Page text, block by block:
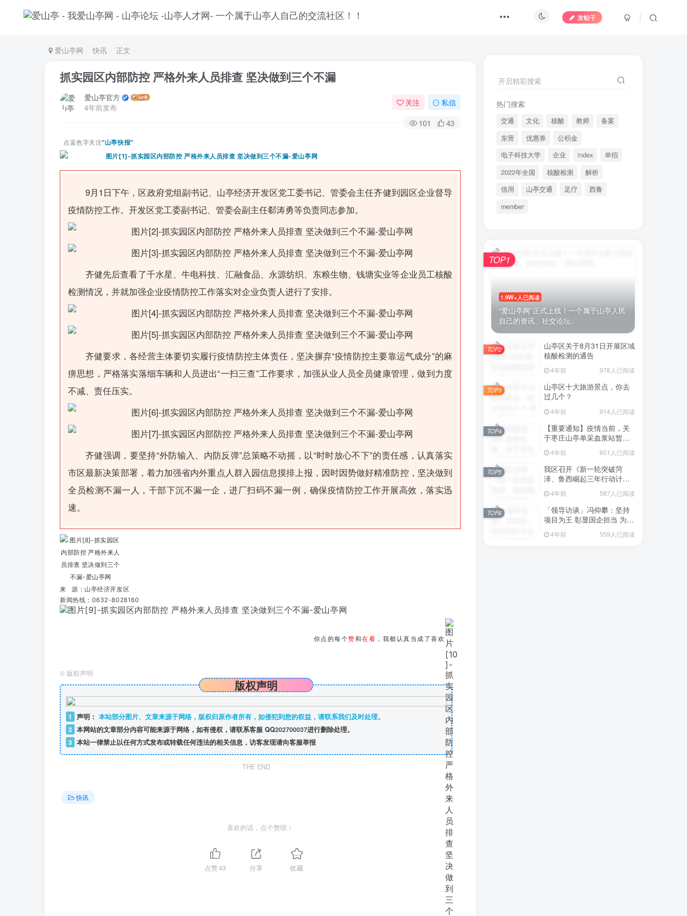
发帖子
爱山亭网 快讯 正文
抓实园区内部防控 严格外来人员排查 坚决做到三个不漏
爱山亭官方
4年前发布
关注 私信
101 43
点蓝色字关注“山亭快报”
9月1日下午，区政府党组副书记、山亭经济开发区党工委书记、管委会主任齐健到园区企业督导
疫情防控工作。开发区党工委副书记、管委会副主任郗涛勇等负责同志参加。
齐健先后查看了千水星、牛电科技、汇融食品、永源纺织、东粮生物、钱塘实业等企业员工核酸
检测情况，并就加强企业疫情防控工作落实对企业负责人进行了安排。
齐健要求，各经营主体要切实履行疫情防控主体责任，坚决摒弃“疫情防控主要靠运气成分”的麻
痹思想，严格落实落细车辆和人员进出“一扫三查”工作要求，加强从业人员全员健康管理，做到力度
不减、责任压实。
齐健强调，要坚持“外防输入、内防反弹”总策略不动摇，以“时时放心不下”的责任感，认真落实
市区最新决策部署，着力加强省内外重点人群入园信息摸排上报，因时因势做好精准防控，坚决做到
全员检测不漏一人，干部下沉不漏一企，进厂扫码不漏一例，确保疫情防控工作开展高效，落实迅
速。
来 源：山亭经济开发区
新闻热线：0632-8028160
你点的每个赞和在看 ，我都认真当成了喜欢
© 版权声明
版权声明
1 声明： 本站部分图片、文章来源于网络，版权归原作者所有，如侵犯到您的权益，请联系我们及时处理。
2 本网站的文章部分内容可能来源于网络，如有侵权，请联系客服 QQ202700037进行删除处理。
3 本站一律禁止以任何方式发布或转载任何违法的相关信息，访客发现请向客服举报
THE END
快讯
喜欢的话，点个赞呗！
点赞43 分享 收藏
开启精彩搜索
热门搜索
交通 文化 核酸 教师
备案
东营
优惠券
公积金
电子科技大学
企业 index
单招
2022年全国
核酸检测
解析
信用
山亭交通 足疗
西鲁
member
1.9W+人已阅读
“爱山亭网”正式上线！一个属于山亭人民
自己的资讯、社交论坛。
TOP1
山亭区关于8月31日开展区域
核酸检测的通告
4年前 978人已阅读
TOP2
山亭区十大旅游景点，你去
过几个？
4年前 914人已阅读
TOP3
【重要通知】疫情当前，关
于枣庄山亭单采血浆站暂停
4年前 601人已阅读
TOP4
我区召开《新一轮突破菏
泽、鲁西崛起三年行动计划
意见稿）政策分析研判会议
4年前 587人已阅读
TOP5
「领导访谈」冯仰攀：坚持
项目为王 彰显国企担当 为全
点项目建设贡献“交发力量”
4年前 559人已阅读
TOP6